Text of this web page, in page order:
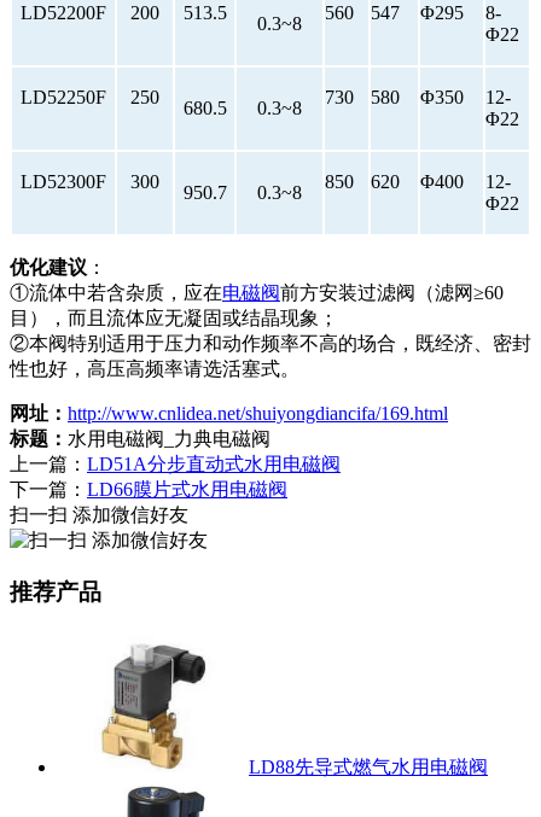
LD52200F 200 513.5
0.3~8
560 547 Φ295
8-
Φ22
LD52250F 250
680.5 0.3~8
730 580 Φ350
12-
Φ22
LD52300F 300
950.7 0.3~8
850 620 Φ400
12-
Φ22
优化建议 ：
①流体中若含杂质，应在电磁阀前方安装过滤阀（滤网≥60
目），而且流体应无凝固或结晶现象；
②本阀特别适用于压力和动作频率不高的场合，既经济、密封
性也好，高压高频率请选活塞式。
网址： http://www.cnlidea.net/shuiyongdiancifa/169.html
标题： 水用电磁阀_力典电磁阀
上一篇： LD51A分步直动式水用电磁阀
下一篇： LD66膜片式水用电磁阀
扫一扫 添加微信好友
推荐产品
LD88先导式燃气水用电磁阀